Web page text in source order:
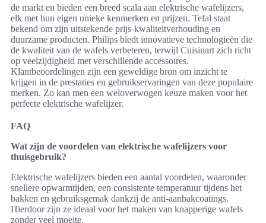
de markt en bieden een breed scala aan elektrische wafelijzers,
elk met hun eigen unieke kenmerken en prijzen. Tefal staat
bekend om zijn uitstekende prijs-kwaliteitverhouding en
duurzame producten. Philips biedt innovatieve technologieën die
de kwaliteit van de wafels verbeteren, terwijl Cuisinart zich richt
op veelzijdigheid met verschillende accessoires.
Klantbeoordelingen zijn een geweldige bron om inzicht te
krijgen in de prestaties en gebruikservaringen van deze populaire
merken. Zo kan men een weloverwogen keuze maken voor het
perfecte elektrische wafelijzer.
FAQ
Wat zijn de voordelen van elektrische wafelijzers voor
thuisgebruik?
Elektrische wafelijzers bieden een aantal voordelen, waaronder
snellere opwarmtijden, een consistente temperatuur tijdens het
bakken en gebruiksgemak dankzij de anti-aanbakcoatings.
Hierdoor zijn ze ideaal voor het maken van knapperige wafels
zonder veel moeite.